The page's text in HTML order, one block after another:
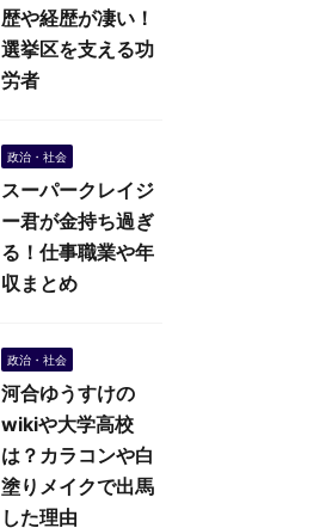
歴や経歴が凄い！
選挙区を支える功
労者
政治・社会
スーパークレイジ
ー君が金持ち過ぎ
る！仕事職業や年
収まとめ
政治・社会
河合ゆうすけの
wikiや大学高校
は？カラコンや白
塗りメイクで出馬
した理由